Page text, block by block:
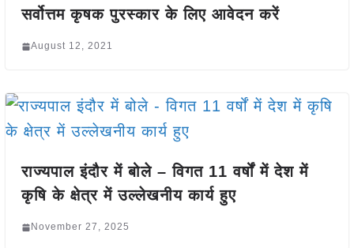
सर्वोत्तम कृषक पुरस्कार के लिए आवेदन करें
August 12, 2021
राज्यपाल इंदौर में बोले – विगत 11 वर्षों में देश में
कृषि के क्षेत्र में उल्लेखनीय कार्य हुए
November 27, 2025